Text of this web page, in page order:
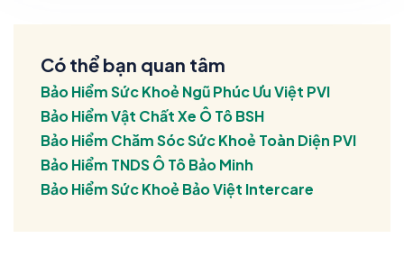
Có thể bạn quan tâm
Bảo Hiểm Sức Khoẻ Ngũ Phúc Ưu Việt PVI
Bảo Hiểm Vật Chất Xe Ô Tô BSH
Bảo Hiểm Chăm Sóc Sức Khoẻ Toàn Diện PVI
Bảo Hiểm TNDS Ô Tô Bảo Minh
Bảo Hiểm Sức Khoẻ Bảo Việt Intercare